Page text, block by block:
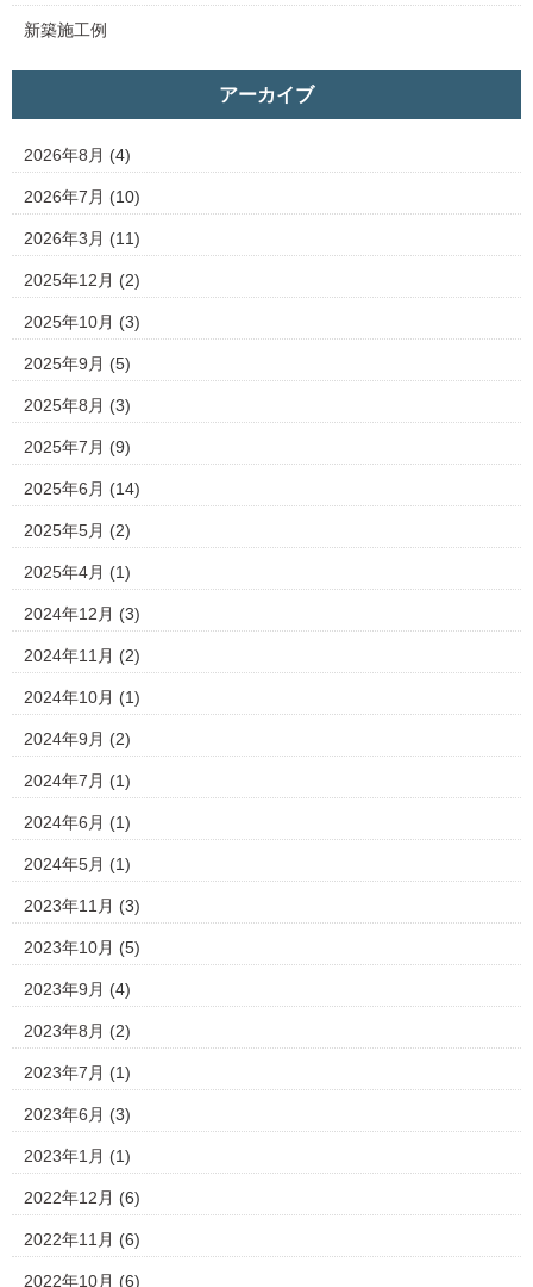
新築施工例
アーカイブ
2026年8月 (4)
2026年7月 (10)
2026年3月 (11)
2025年12月 (2)
2025年10月 (3)
2025年9月 (5)
2025年8月 (3)
2025年7月 (9)
2025年6月 (14)
2025年5月 (2)
2025年4月 (1)
2024年12月 (3)
2024年11月 (2)
2024年10月 (1)
2024年9月 (2)
2024年7月 (1)
2024年6月 (1)
2024年5月 (1)
2023年11月 (3)
2023年10月 (5)
2023年9月 (4)
2023年8月 (2)
2023年7月 (1)
2023年6月 (3)
2023年1月 (1)
2022年12月 (6)
2022年11月 (6)
2022年10月 (6)